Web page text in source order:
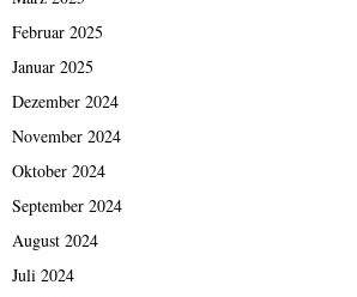
Februar 2025
Januar 2025
Dezember 2024
November 2024
Oktober 2024
September 2024
August 2024
Juli 2024